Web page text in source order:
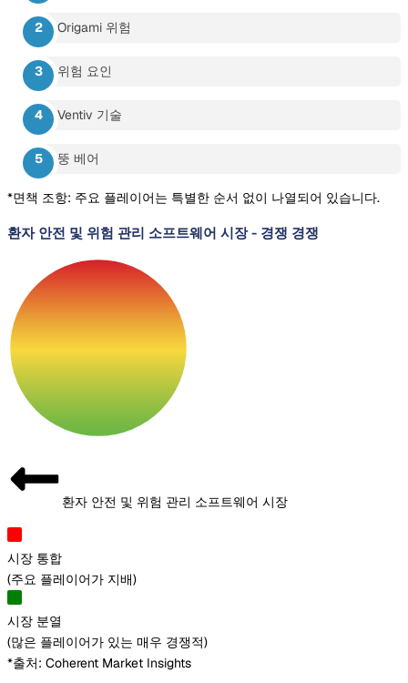
Origami 위험
위험 요인
Ventiv 기술
뚱 베어
*면책 조항: 주요 플레이어는 특별한 순서 없이 나열되어 있습니다.
환자 안전 및 위험 관리 소프트웨어 시장- 경쟁 경쟁
환자 안전 및 위험 관리 소프트웨어 시장
시장 통합
(주요 플레이어가 지배)
시장 분열
(많은 플레이어가 있는 매우 경쟁적)
*출처: Coherent Market Insights